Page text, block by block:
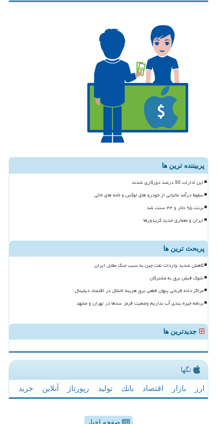
پربیننده ترین ها
این ادارات 50 درصد دورکاری شدند
سقوط درآمد مالیاتی از خودرو های لوکس و خانه های خالی
برنت ۹۵ دلار و ۴۴ سنت شد
ایران و معماری جدید کریدورها
پربحث ترین ها
کاهش شدید واردات نفت چین به سبب جنگ مقابل ایران
شوک قبض برق به مشترکان
مراکز داده قربانی پنهان قطعی برق هزینه اختلال در اقتصاد دیجیتال
برنامه جیره بندی آب نداریم وضعیت قرمز سدها در تهران و مشهد
جدیدترین ها
تگها
ارز بازار اقتصاد بانك تولید رپورتاژ آنلاین خرید
صفحه اخبار